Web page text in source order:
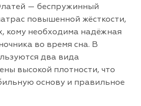
— беспружинный
повышенной жёсткости,
кому необходима надёжная
во время сна. В
два вида
высокой плотности, что
основу и правильное